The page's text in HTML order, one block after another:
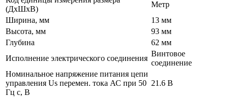
(ДхШхВ)
Метр
Ширина, мм
13 мм
Высота, мм
93 мм
Глубина
62 мм
Исполнение электрического соединения
Винтовое
соединение
Номинальное напряжение питания цепи
управления Us перемен. тока АС при 50
Гц с, В
21.6 В